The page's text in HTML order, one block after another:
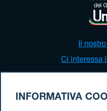
del
Il
Ci interessa
Verifica tutte
INFORMATIVA